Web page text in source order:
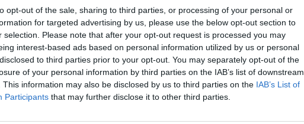
opt-out of the sale, sharing to third parties, or processing of your personal or
for targeted advertising by us, please use the below opt-out section to
selection. Please note that after your opt-out request is processed you may
interest-based ads based on personal information utilized by us or personal
to third parties prior to your opt-out. You may separately opt-out of the
of your personal information by third parties on the IAB’s list of downstream
This information may also be disclosed by us to third parties on the IAB’s List of
Participants that may further disclose it to other third parties.
dai legni (e da Turati)
Il Parma preme forte sull’acceleratore, sfiorando il
minuti: prima Nicolussi Caviglia manda a un soffio dal
sciupa da pochi passi un’uscita imperfetta di Turati.
ma nel finale di frazione si sveglia all’improvviso,
giunti in buon numero e capaci di farsi sentire dal
trasferta. Le occasioni più ghiotte per gli ospiti
calcia sull’esterno della rete fallendo il tap-in che
Koné che stampa un anticipo sul palo su cross di